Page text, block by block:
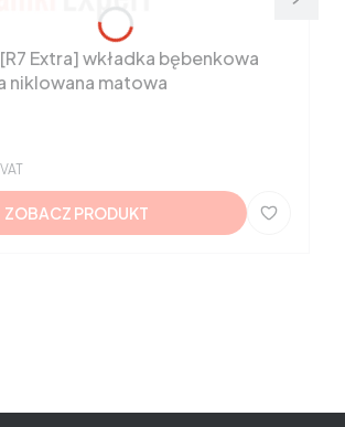
Extra] wkładka bębenkowa
niklowana matowa
ZOBACZ PRODUKT